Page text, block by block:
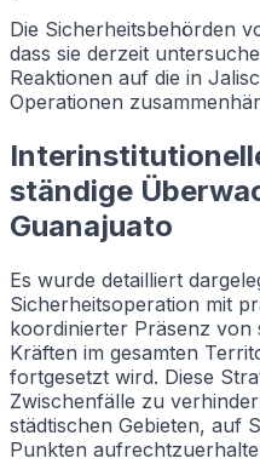
Die Sicherheitsbehörden
dass sie derzeit
Reaktionen auf die in
Operationen
ständige
Guanajuato
Es wurde detailliert
Sicherheitsoperation mit
koordinierter Präsenz von
Kräften im gesamten
fortgesetzt wird. Diese
Zwischenfälle zu
städtischen Gebieten, auf
Punkten